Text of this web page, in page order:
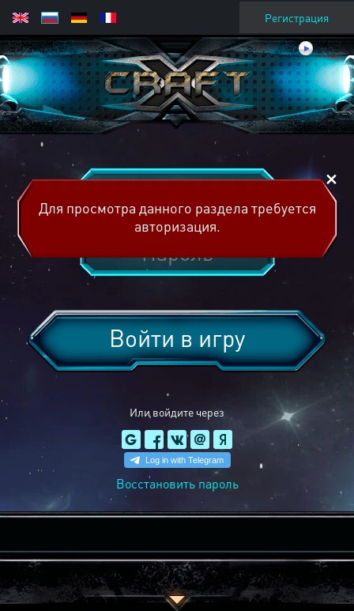
Регистрация
Или войдите через
Войти в игру
Восстановить пароль
Для просмотра данного раздела требуется
авторизация.